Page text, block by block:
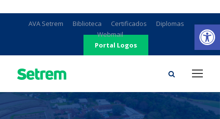
AVA Setrem Biblioteca Certificados
Diplomas
Webmail
Portal Logos